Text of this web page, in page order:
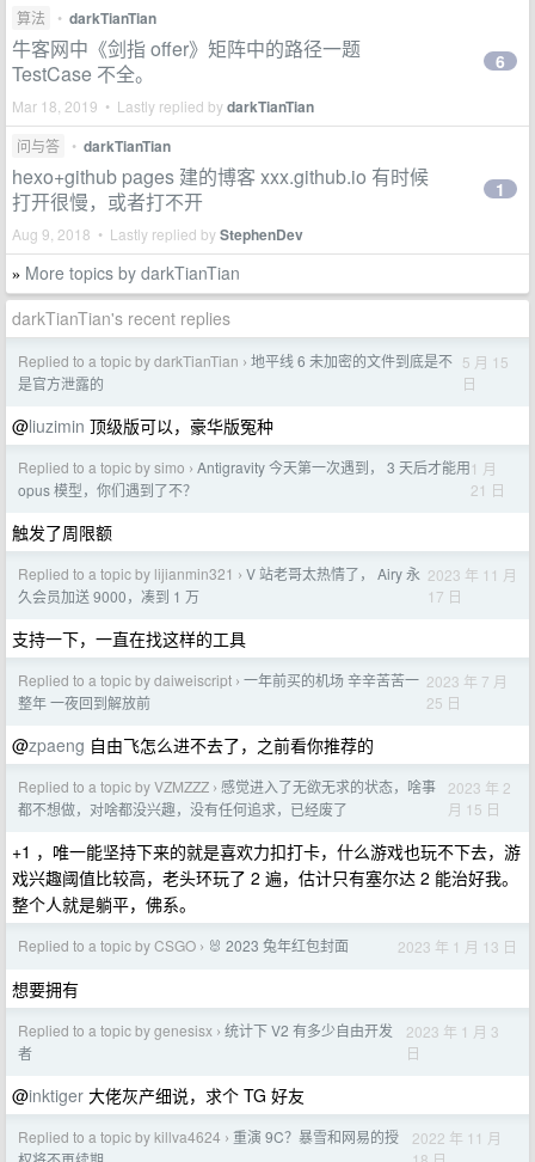
算法 • darkTianTian
牛客网中《剑指 offer》矩阵中的路径一题
TestCase 不全。
Mar 18, 2019 • Lastly replied bydarkTianTian
6
问与答 • darkTianTian
hexo+github pages 建的博客 xxx.github.io 有时候
打开很慢，或者打不开
Aug 9, 2018 • Lastly replied byStephenDev
1
» More topics by darkTianTian
darkTianTian's recent replies
Replied to a topic by darkTianTian › 地平线 6 未加密的文件到底是不
是官方泄露的
5 月 15
日
@liuzimin 顶级版可以，豪华版冤种
Replied to a topic by simo › Antigravity 今天第一次遇到， 3 天后才能用
opus 模型，你们遇到了不？
1 月
21 日
触发了周限额
Replied to a topic by lijianmin321 › V 站老哥太热情了， Airy 永
久会员加送 9000，凑到 1 万
2023 年 11 月
17 日
支持一下，一直在找这样的工具
Replied to a topic by daiweiscript › 一年前买的机场 辛辛苦苦一
整年 一夜回到解放前
2023 年 7 月
25 日
@zpaeng 自由飞怎么进不去了，之前看你推荐的
Replied to a topic by VZMZZZ › 感觉进入了无欲无求的状态，啥事
都不想做，对啥都没兴趣，没有任何追求，已经废了
2023 年 2
月 15 日
+1 ，唯一能坚持下来的就是喜欢力扣打卡，什么游戏也玩不下去，游
戏兴趣阈值比较高，老头环玩了 2 遍，估计只有塞尔达 2 能治好我。
整个人就是躺平，佛系。
Replied to a topic by CSGO › 🐰 2023 兔年红包封面 2023 年 1 月 13 日
想要拥有
Replied to a topic by genesisx › 统计下 V2 有多少自由开发
者
2023 年 1 月 3
日
@inktiger 大佬灰产细说，求个 TG 好友
Replied to a topic by killva4624 › 重演 9C？暴雪和网易的授
2022 年 11 月